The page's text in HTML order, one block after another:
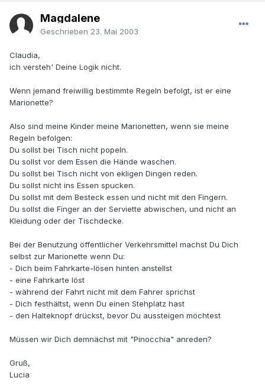
Magdalene
Geschrieben 23. Mai 2003
Claudia,
ich versteh' Deine Logik nicht.
Wenn jemand freiwillig bestimmte Regeln befolgt, ist er eine
Marionette?
Also sind meine Kinder meine Marionetten, wenn sie meine
Regeln befolgen:
Du sollst bei Tisch nicht popeln.
Du sollst vor dem Essen die Hände waschen.
Du sollst bei Tisch nicht von ekligen Dingen reden.
Du sollst nicht ins Essen spucken.
Du sollst mit dem Besteck essen und nicht mit den Fingern.
Du sollst die Finger an der Serviette abwischen, und nicht an
Kleidung oder der Tischdecke.
Bei der Benutzung öffentlicher Verkehrsmittel machst Du Dich
selbst zur Marionette wenn Du:
- Dich beim Fahrkarte-lösen hinten anstellst
- eine Fahrkarte löst
- während der Fahrt nicht mit dem Fahrer sprichst
- Dich festhältst, wenn Du einen Stehplatz hast
- den Halteknopf drückst, bevor Du aussteigen möchtest
Müssen wir Dich demnächst mit "Pinocchia" anreden?
Gruß,
Lucia